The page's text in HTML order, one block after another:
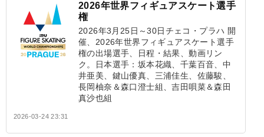
2026年世界フィギュアスケート選手
権
2026年3月25日～30日チェコ・プラハ 開
催、2026年世界フィギュアスケート選手
権の出場選手、日程・結果、動画リン
ク。日本選手：坂本花織、千葉百音、中
井亜美、鍵山優真、三浦佳生、佐藤駿、
長岡柚奈＆森口澄士組、吉田唄菜＆森田
真沙也組
2026-03-24 23:31